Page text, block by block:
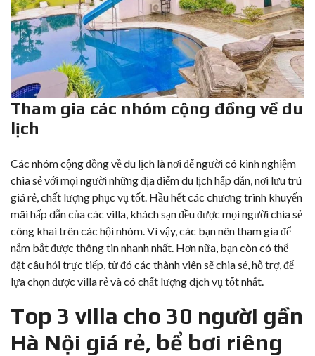
Tham gia các nhóm cộng đồng về du
lịch
Các nhóm cộng đồng về du lịch là nơi để người có kinh nghiệm
chia sẻ với mọi người những địa điểm du lịch hấp dẫn, nơi lưu trú
giá rẻ, chất lượng phục vụ tốt. Hầu hết các chương trình khuyến
mãi hấp dẫn của các villa, khách sạn đều được mọi người chia sẻ
công khai trên các hội nhóm. Vì vậy, các bạn nên tham gia để
nắm bắt được thông tin nhanh nhất. Hơn nữa, bạn còn có thể
đặt câu hỏi trực tiếp, từ đó các thành viên sẽ chia sẻ, hỗ trợ, để
lựa chọn được villa rẻ và có chất lượng dịch vụ tốt nhất.
Top 3 villa cho 30 người gần
Hà Nội giá rẻ, bể bơi riêng